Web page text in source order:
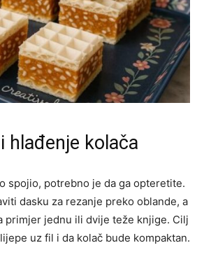
hlađenje kolača
spojio, potrebno je da ga opteretite.
dasku za rezanje preko oblande, a
primjer jednu ili dvije teže knjige. Cilj
uz fil i da kolač bude kompaktan.